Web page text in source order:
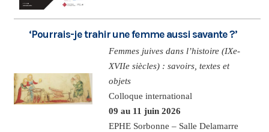
‘Pourrais-je trahir une femme aussi savante ?’
Femmes juives dans l’histoire (IXe-
XVIIe siècles) : savoirs, textes et
objets
Colloque international
09 au 11 juin 2026
EPHE Sorbonne – Salle Delamarre